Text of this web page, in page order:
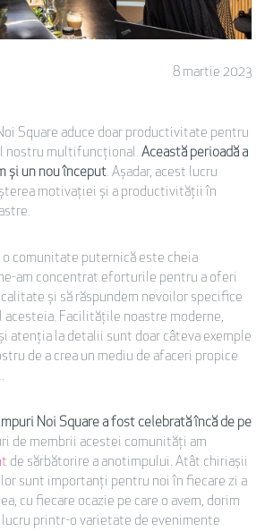
8 martie 2023
Square aduce doar productivitate pentru
nostru multifuncțional. Această perioadă a
și un nou început. Așadar, acest lucru
motivației și a productivității în
comunitate puternică este cheia
am concentrat eforturile pentru a oferi
și să răspundem nevoilor specifice
acesteia. Facilitățile noastre moderne,
atenția la detalii sunt doar câteva exemple
de a crea un mediu de afaceri propice
Noi Square a fost celebrată încă de pe
de membrii acestei comunități am
de sărbătorire a anotimpului. Atât chiriașii
sunt importanți pentru noi în fiecare zi a
cu fiecare ocazie pe care o avem, dorim
lucru printr-o varietate de evenimente